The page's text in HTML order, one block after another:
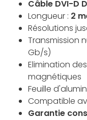
Câble DVI-D
Longueur : 2
Résolutions
Transmission
Gb/s)
Elimination
magnétiques
Feuille
Compatible
Garantie